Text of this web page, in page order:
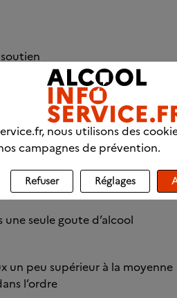
seule goute d’alcool
un peu supérieur à la
l’ordre
nous utilisons des
campagnes de prévention.
Refuser Réglages